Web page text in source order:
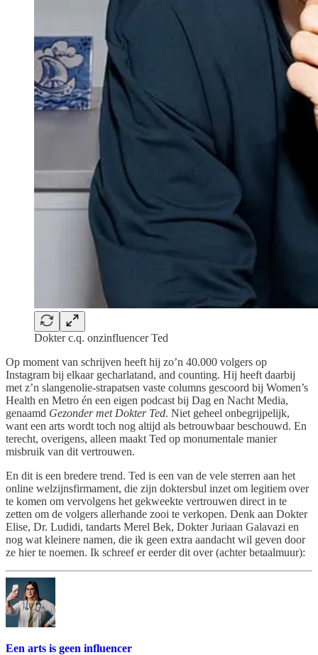
Dokter c.q. onzinfluencer Ted
Op moment van schrijven heeft hij zo’n 40.000 volgers op
Instagram bij elkaar gecharlatand, and counting. Hij heeft daarbij
met z’n slangenolie-strapatsen vaste columns gescoord bij Women’s
Health en Metro én een eigen podcast bij Dag en Nacht Media,
genaamd Gezonder met Dokter Ted. Niet geheel onbegrijpelijk,
want een arts wordt toch nog altijd als betrouwbaar beschouwd. En
terecht, overigens, alleen maakt Ted op monumentale manier
misbruik van dit vertrouwen.
En dit is een bredere trend. Ted is een van de vele sterren aan het
online welzijnsfirmament, die zijn doktersbul inzet om legitiem over
te komen om vervolgens het gekweekte vertrouwen direct in te
zetten om de volgers allerhande zooi te verkopen. Denk aan Dokter
Elise, Dr. Ludidi, tandarts Merel Bek, Dokter Juriaan Galavazi en
nog wat kleinere namen, die ik geen extra aandacht wil geven door
ze hier te noemen. Ik schreef er eerder dit over (achter betaalmuur):
Een arts is geen influencer